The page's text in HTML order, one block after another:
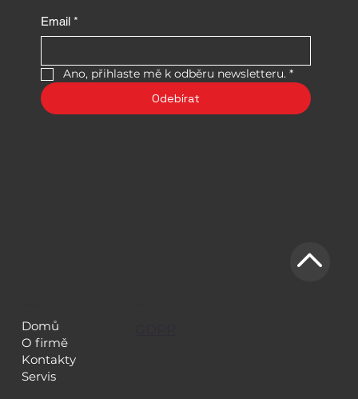
Email *
Ano, přihlaste mě k odběru newsletteru. *
Odebírat
Domů
O firmě
Kontakty
Servis